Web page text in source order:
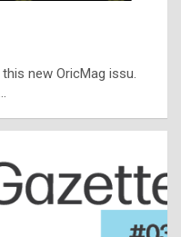
new OricMag issu.